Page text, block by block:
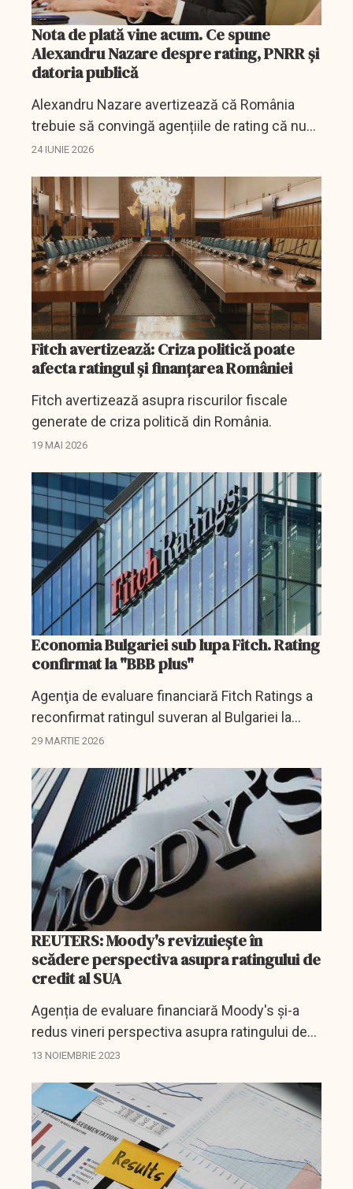
Nota de plată vine acum. Ce spune
Alexandru Nazare despre rating, PNRR și
datoria publică
Alexandru Nazare avertizează că România
trebuie să convingă agențiile de rating că nu
merită retrogradarea la categoria junk.
24 IUNIE 2026
Fitch avertizează: Criza politică poate
afecta ratingul şi finanţarea României
Fitch avertizează asupra riscurilor fiscale
generate de criza politică din România.
19 MAI 2026
Economia Bulgariei sub lupa Fitch. Rating
confirmat la "BBB plus"
Agenţia de evaluare financiară Fitch Ratings a
reconfirmat ratingul suveran al Bulgariei la
"BBB plus" cu perspectivă stabilă.
29 MARTIE 2026
REUTERS: Moody's revizuiește în
scădere perspectiva asupra ratingului de
credit al SUA
Agenția de evaluare financiară Moody's și-a
redus vineri perspectiva asupra ratingului de
credit al SUA, crescând șansele unei
13 NOIEMBRIE 2023